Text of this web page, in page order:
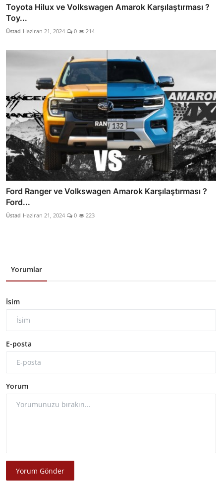
Toyota Hilux ve Volkswagen Amarok Karşılaştırması ?
Toy...
Üstad Haziran 21, 2024 0 214
Ford Ranger ve Volkswagen Amarok Karşılaştırması ?
Ford...
Üstad Haziran 21, 2024 0 223
Yorumlar
İsim
E-posta
Yorum
Yorum Gönder